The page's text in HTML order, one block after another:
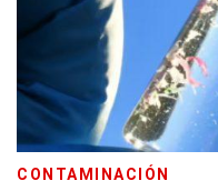
CONTAMINACIÓN